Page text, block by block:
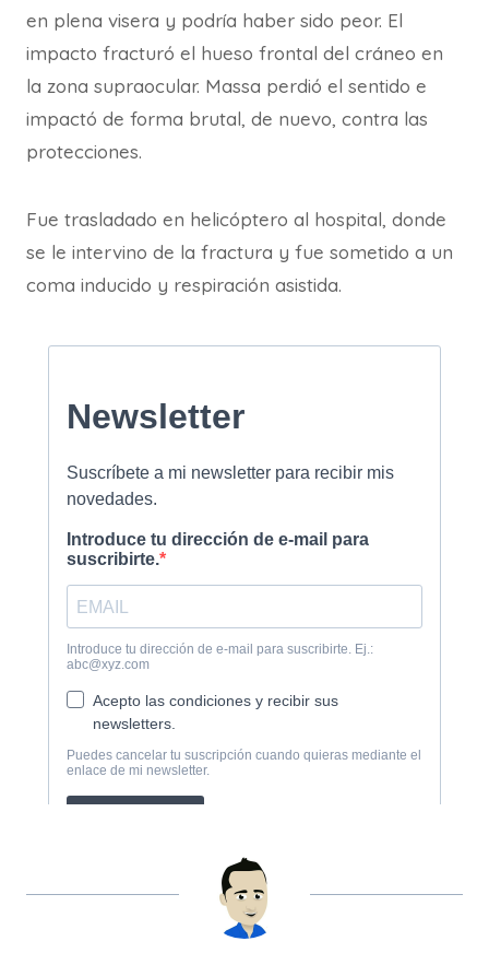
en plena visera y podría haber sido peor. El
impacto fracturó el hueso frontal del cráneo en
la zona supraocular. Massa perdió el sentido e
impactó de forma brutal, de nuevo, contra las
protecciones.
Fue trasladado en helicóptero al hospital, donde
se le intervino de la fractura y fue sometido a un
coma inducido y respiración asistida.